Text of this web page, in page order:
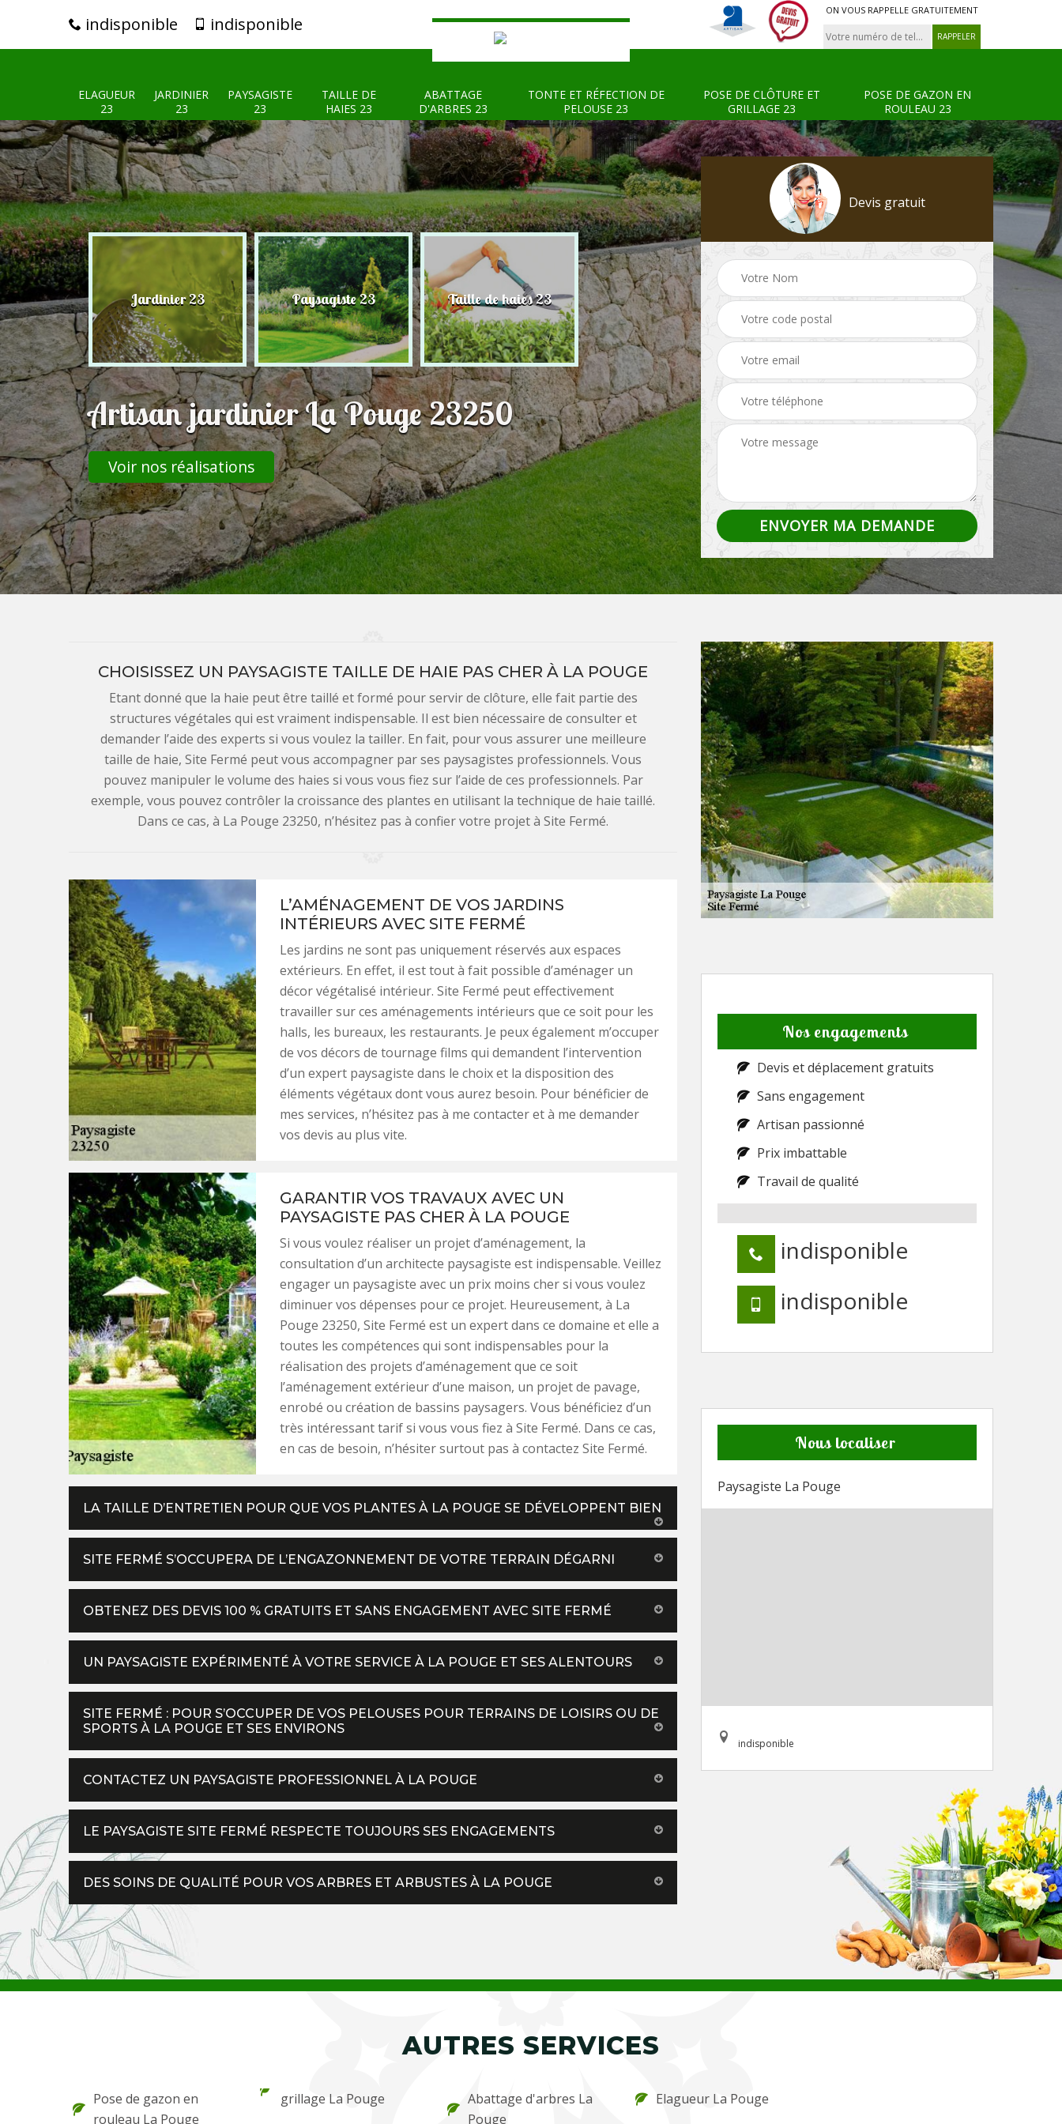
indisponible indisponible
ON VOUS RAPPELLE GRATUITEMENT
ELAGUEUR
23
JARDINIER
23
PAYSAGISTE
23
TAILLE DE
HAIES 23
ABATTAGE
D'ARBRES 23
TONTE ET RÉFECTION DE
PELOUSE 23
POSE DE CLÔTURE ET
GRILLAGE 23
POSE DE GAZON EN
ROULEAU 23
23 Jardinier 23 Paysagiste 23 Taille de haies 23 Abattage d'arbres 23 pelouse 23
Pose de clôture et
grillage 23
Artisan jardinier La Pouge 23250
Voir nos réalisations
Devis gratuit
CHOISISSEZ UN PAYSAGISTE TAILLE DE HAIE PAS CHER À LA POUGE
Etant donné que la haie peut être taillé et formé pour servir de clôture, elle fait partie des
structures végétales qui est vraiment indispensable. Il est bien nécessaire de consulter et
demander l’aide des experts si vous voulez la tailler. En fait, pour vous assurer une meilleure
taille de haie, Site Fermé peut vous accompagner par ses paysagistes professionnels. Vous
pouvez manipuler le volume des haies si vous vous fiez sur l’aide de ces professionnels. Par
exemple, vous pouvez contrôler la croissance des plantes en utilisant la technique de haie taillé.
Dans ce cas, à La Pouge 23250, n’hésitez pas à confier votre projet à Site Fermé.
L’AMÉNAGEMENT DE VOS JARDINS
INTÉRIEURS AVEC SITE FERMÉ
Les jardins ne sont pas uniquement réservés aux espaces
extérieurs. En effet, il est tout à fait possible d’aménager un
décor végétalisé intérieur. Site Fermé peut effectivement
travailler sur ces aménagements intérieurs que ce soit pour les
halls, les bureaux, les restaurants. Je peux également m’occuper
de vos décors de tournage films qui demandent l’intervention
d’un expert paysagiste dans le choix et la disposition des
éléments végétaux dont vous aurez besoin. Pour bénéficier de
mes services, n’hésitez pas à me contacter et à me demander
vos devis au plus vite.
GARANTIR VOS TRAVAUX AVEC UN
PAYSAGISTE PAS CHER À LA POUGE
Si vous voulez réaliser un projet d’aménagement, la
consultation d’un architecte paysagiste est indispensable. Veillez
engager un paysagiste avec un prix moins cher si vous voulez
diminuer vos dépenses pour ce projet. Heureusement, à La
Pouge 23250, Site Fermé est un expert dans ce domaine et elle a
toutes les compétences qui sont indispensables pour la
réalisation des projets d’aménagement que ce soit
l’aménagement extérieur d’une maison, un projet de pavage,
enrobé ou création de bassins paysagers. Vous bénéficiez d’un
très intéressant tarif si vous vous fiez à Site Fermé. Dans ce cas,
en cas de besoin, n’hésiter surtout pas à contactez Site Fermé.
LA TAILLE D’ENTRETIEN POUR QUE VOS PLANTES À LA POUGE SE DÉVELOPPENT BIEN
SITE FERMÉ S’OCCUPERA DE L’ENGAZONNEMENT DE VOTRE TERRAIN DÉGARNI
OBTENEZ DES DEVIS 100 % GRATUITS ET SANS ENGAGEMENT AVEC SITE FERMÉ
UN PAYSAGISTE EXPÉRIMENTÉ À VOTRE SERVICE À LA POUGE ET SES ALENTOURS
SITE FERMÉ : POUR S’OCCUPER DE VOS PELOUSES POUR TERRAINS DE LOISIRS OU DE
SPORTS À LA POUGE ET SES ENVIRONS
CONTACTEZ UN PAYSAGISTE PROFESSIONNEL À LA POUGE
LE PAYSAGISTE SITE FERMÉ RESPECTE TOUJOURS SES ENGAGEMENTS
DES SOINS DE QUALITÉ POUR VOS ARBRES ET ARBUSTES À LA POUGE
Nos engagements
Devis et déplacement gratuits
Sans engagement
Artisan passionné
Prix imbattable
Travail de qualité
indisponible
indisponible
Nous localiser
Paysagiste La Pouge
indisponible
AUTRES SERVICES
Pose de gazon en
rouleau La Pouge
grillage La Pouge
Abattage d'arbres La
Pouge
Elagueur La Pouge